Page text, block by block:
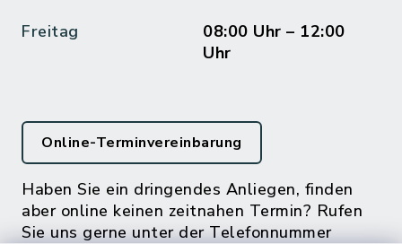
Freitag
08:00 Uhr – 12:00
Uhr
Online-Terminvereinbarung
Haben Sie ein dringendes Anliegen, finden
aber online keinen zeitnahen Termin? Rufen
Sie uns gerne unter der Telefonnummer